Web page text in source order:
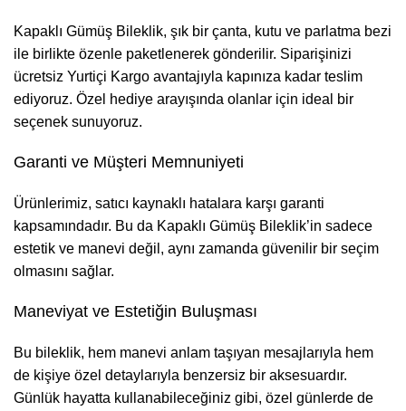
Kapaklı Gümüş Bileklik, şık bir çanta, kutu ve parlatma bezi
ile birlikte özenle paketlenerek gönderilir. Siparişinizi
ücretsiz Yurtiçi Kargo avantajıyla kapınıza kadar teslim
ediyoruz. Özel hediye arayışında olanlar için ideal bir
seçenek sunuyoruz.
Garanti ve Müşteri Memnuniyeti
Ürünlerimiz, satıcı kaynaklı hatalara karşı garanti
kapsamındadır. Bu da Kapaklı Gümüş Bileklik’in sadece
estetik ve manevi değil, aynı zamanda güvenilir bir seçim
olmasını sağlar.
Maneviyat ve Estetiğin Buluşması
Bu bileklik, hem manevi anlam taşıyan mesajlarıyla hem
de kişiye özel detaylarıyla benzersiz bir aksesuardır.
Günlük hayatta kullanabileceğiniz gibi, özel günlerde de